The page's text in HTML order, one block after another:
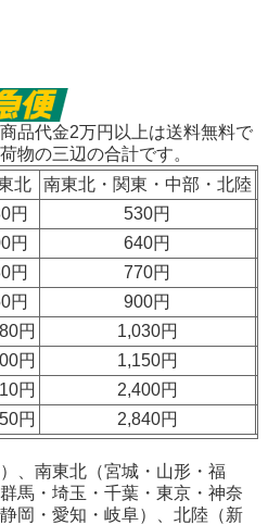
商品代金2万円以上は送料無料で
物の三辺の合計です。
北
南東北・関東・中部・北陸
円 530円
円 640円
円 770円
円 900円
円 1,030円
円 1,150円
円 2,400円
円 2,840円
、南東北（宮城・山形・福
馬・埼玉・千葉・東京・神奈
岡・愛知・岐阜）、北陸（新